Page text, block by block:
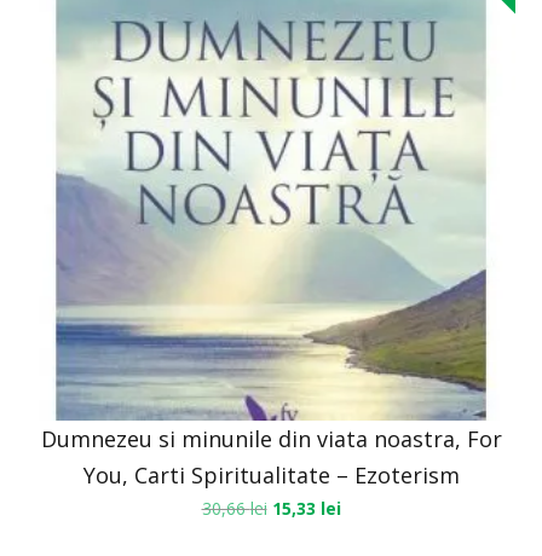
Dumnezeu si minunile din viata noastra, For
You, Carti Spiritualitate – Ezoterism
30,66lei 15,33 lei